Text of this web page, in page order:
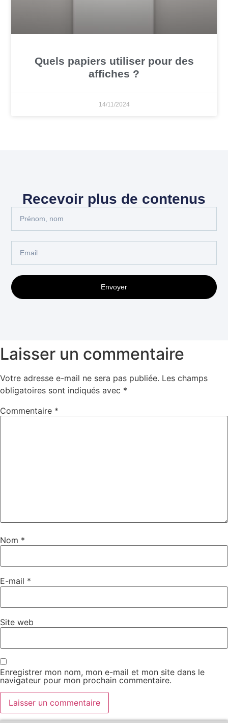
Quels papiers utiliser pour des
affiches ?
14/11/2024
Recevoir plus de contenus
Envoyer
Laisser un commentaire
Votre adresse e-mail ne sera pas publiée. Les champs
obligatoires sont indiqués avec *
Commentaire *
Nom *
E-mail *
Site web
Enregistrer mon nom, mon e-mail et mon site dans le
navigateur pour mon prochain commentaire.